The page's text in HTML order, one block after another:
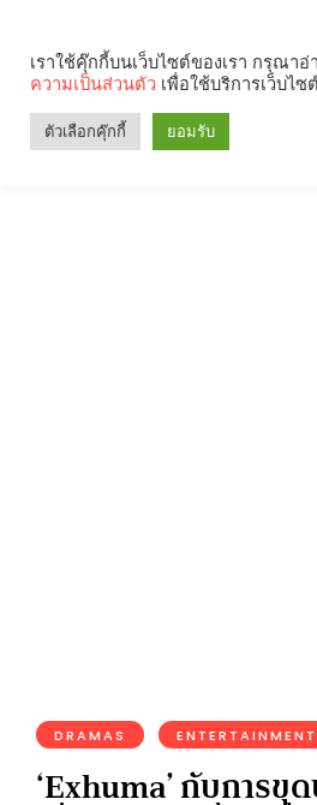
DRAMAS ENTERTAINMENT
‘Exhuma’ กับการขุ
เราใช้คุ๊กกี้บนเว็บไซต์ของเรา กรุณา
ความเป็นส่วนตัว เพื่อใช้บริการเว็บไซต์
ตัวเลือกคุ๊กกี้ ยอมรับ